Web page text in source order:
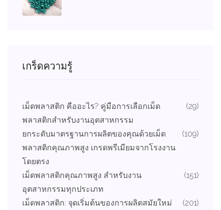
เกร็ดความรู้
เม็ดพลาสติก คืออะไร? คู่มือการเลือกเม็ด
พลาสติกสำหรับงานอุตสาหกรรม
(29)
ยกระดับมาตรฐานการผลิตของคุณด้วยเม็ด
พลาสติกคุณภาพสูง เกรดพรีเมียมจากโรงงาน
โดยตรง
(109)
เม็ดพลาสติกคุณภาพสูง สำหรับงาน
อุตสาหกรรมทุกประเภท
(151)
เม็ดพลาสติก: จุดเริ่มต้นของการผลิตสมัยใหม่
(201)